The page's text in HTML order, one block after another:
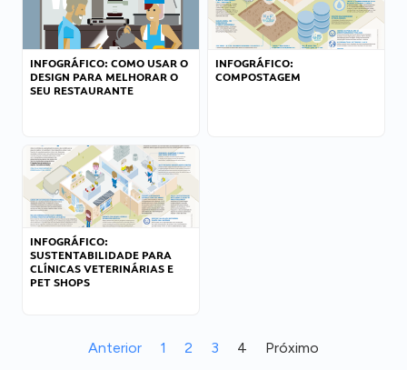
INFOGRÁFICO: COMO USAR O
DESIGN PARA MELHORAR O
SEU RESTAURANTE
INFOGRÁFICO:
COMPOSTAGEM
INFOGRÁFICO:
SUSTENTABILIDADE PARA
CLÍNICAS VETERINÁRIAS E
PET SHOPS
Anterior 1 2 3 4 Próximo